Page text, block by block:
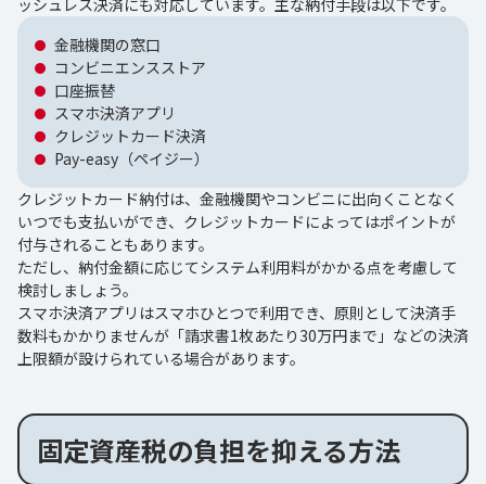
金融機関の窓口
コンビニエンスストア
口座振替
スマホ決済アプリ
クレジットカード決済
Pay-easy（ペイジー）
クレジットカード納付は、金融機関やコンビニに出向くことなく
いつでも支払いができ、クレジットカードによってはポイントが
付与されることもあります。
ただし、納付金額に応じてシステム利用料がかかる点を考慮して
検討しましょう。
スマホ決済アプリはスマホひとつで利用でき、原則として決済手
数料もかかりませんが「請求書1枚あたり30万円まで」などの決済
上限額が設けられている場合があります。
固定資産税の負担を抑える方法